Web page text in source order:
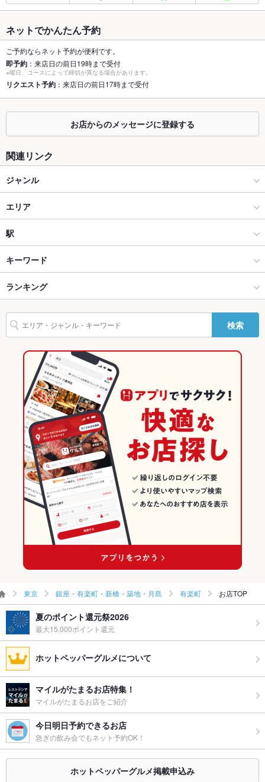
最大宴会収
－
個室 なし
座敷 なし
掘りごたつ なし
カウンター あり
ソファー なし
テラス席
貸切
い。
設備
Wi-Fi
バリアフリ
ー
駐車場
その他設備
その他
なし
食べ放題 なし
ワイン充実
お子様連れ お子様連れOK
ウェディン
グパーティ
ー二次会
－
－
ネットでかんたん予約
ご予約ならネット予約が便利です。
即予約 ：来店日の前日19時まで受付
※曜日、コースによって締切が異なる場合があります。
リクエスト予約 ：来店日の前日17時まで受付
お店からのメッセージに登録する
関連リンク
ジャンル
イタリアン・フレンチ
ビストロ
銀座・有楽町・新橋・築地・月島 × イタリアン・フレンチ
銀座・有楽町・新橋・築地・月島 × ビストロ
有楽町駅 × イタリアン・フレンチ
有楽町駅 × ビストロ
エリア
有楽町
有楽町 × イタリアン・フレンチ
有楽町 × ビストロ
東京
東京 × イタリアン・フレンチ
東京 × ビストロ
駅
銀座駅
有楽町駅
キーワード
ソーセージ
ランキング
東京のグルメランキング
東京のイタリアン・フレンチランキング
東京のビストロランキング
銀座・有楽町・新橋・築地・月島のグルメランキング
銀座・有楽町・新橋・築地・月島のイタリアン・フレンチランキ
銀座・有楽町・新橋・築地・月島のビストロランキング
有楽町のグルメランキング
有楽町のイタリアン・フレンチランキング
検索
東京 銀座・有楽町・新橋・築地・月島 有楽町 お店TOP
夏のポイント還元祭2026
最大15,000ポイント還元
ホットペッパーグルメについて
マイルがたまるお店特集！
マイルがたまるお店をご紹介
今日明日予約できるお店
急ぎの飲み会でもネット予約OK！
ホットペッパーグルメ掲載申込み